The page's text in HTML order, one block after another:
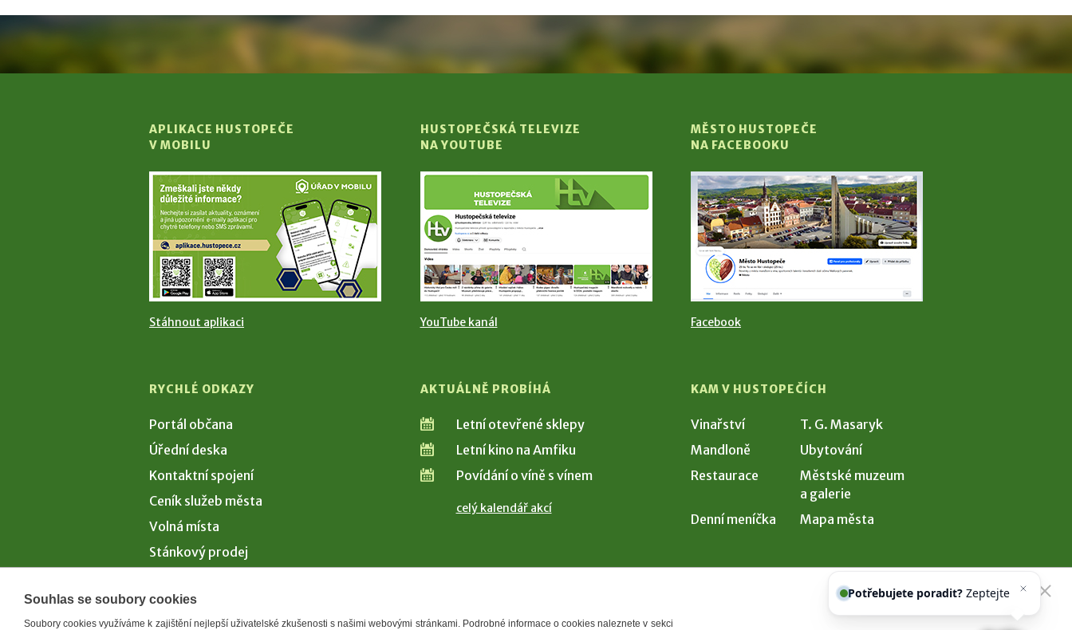
APLIKACE HUSTOPEČE
V MOBILU
Stáhnout aplikaci
HUSTOPEČSKÁ TELEVIZE
NA YOUTUBE
YouTube kanál
MĚSTO HUSTOPEČE
NA FACEBOOKU
Facebook
RYCHLÉ ODKAZY
Portál občana
Úřední deska
Kontaktní spojení
Ceník služeb města
Volná místa
Stánkový prodej
AKTUÁLNĚ PROBÍHÁ
Letní otevřené sklepy
Letní kino na Amfiku
Povídání o víně s vínem
celý kalendář akcí
KAM V HUSTOPEČÍCH
Vinařství
T. G. Masaryk
Mandloně
Ubytování
Restaurace
Městské muzeum
a galerie
Denní meníčka
Mapa města
Souhlas se soubory cookies
Soubory cookies využíváme k zajištění nejlepší uživatelské zkušenosti s našimi webovými stránkami. Podrobné informace o cookies naleznete v sekci
našeho asistenta